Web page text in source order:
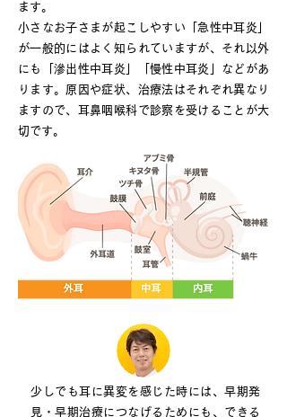
ます。
小さなお子さまが起こしやすい「急性中耳炎」
が一般的にはよく知られていますが、それ以外
にも「滲出性中耳炎」「慢性中耳炎」などがあ
ります。原因や症状、治療法はそれぞれ異なり
ますので、耳鼻咽喉科で診察を受けることが大
切です。
少しでも耳に異変を感じた時には、早期発
見・早期治療につなげるためにも、できる